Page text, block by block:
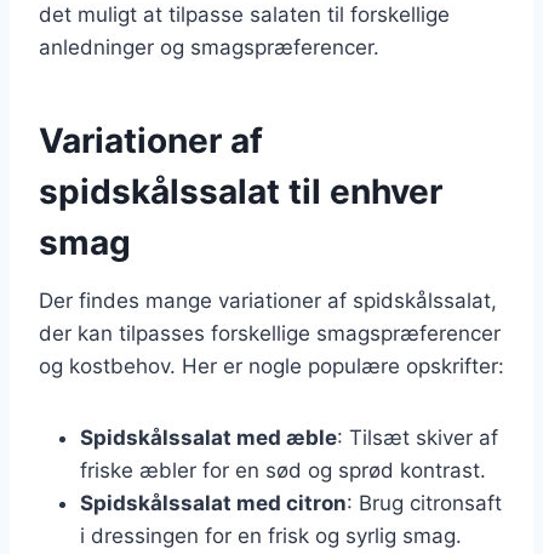
det muligt at tilpasse salaten til forskellige
anledninger og smagspræferencer.
Variationer af
spidskålssalat til enhver
smag
Der findes mange variationer af spidskålssalat,
der kan tilpasses forskellige smagspræferencer
og kostbehov. Her er nogle populære opskrifter:
Spidskålssalat med æble: Tilsæt skiver af
friske æbler for en sød og sprød kontrast.
Spidskålssalat med citron: Brug citronsaft
i dressingen for en frisk og syrlig smag.